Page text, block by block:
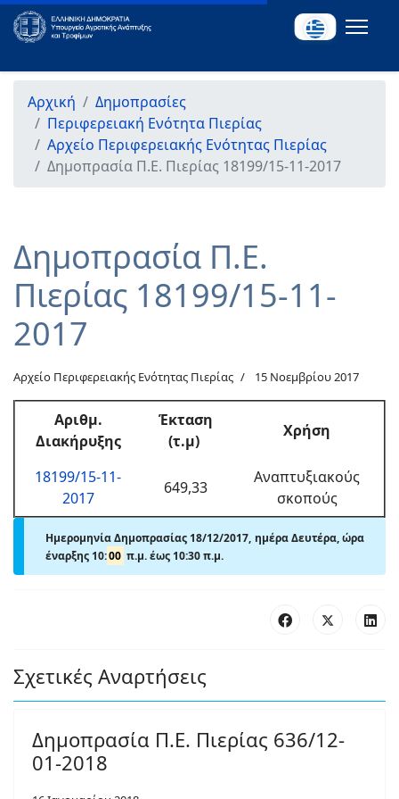
Αρχική
Δημοπρασίες
Περιφερειακή Ενότητα Πιερίας
Αρχείο Περιφερειακής Ενότητας Πιερίας
Δημοπρασία Π.Ε. Πιερίας 18199/15-11-2017
Δημοπρασία Π.Ε.
Πιερίας 18199/15-11-
2017
Αρχείο Περιφερειακής Ενότητας Πιερίας 15 Νοεμβρίου 2017
Αριθμ.
Διακήρυξης
Έκταση
(τ.μ)
Χρήση
18199/15-11-
2017
649,33
Αναπτυξιακούς
σκοπούς
Ημερομηνία Δημοπρασίας 18/12/2017, ημέρα Δευτέρα, ώρα
έναρξης 10:00 π.μ. έως 10:30 π.μ.
Σχετικές Αναρτήσεις
Δημοπρασία Π.Ε. Πιερίας 636/12-
01-2018